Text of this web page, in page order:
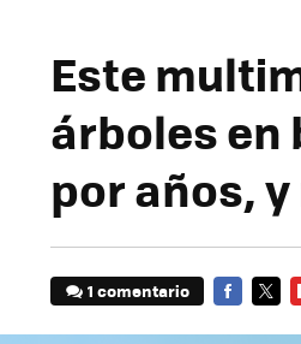
Este
árboles en
por años,
1 comentario